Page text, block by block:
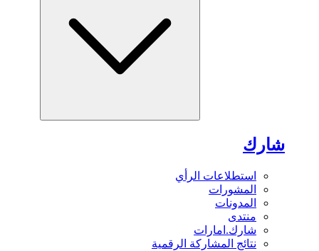
شارك
استطلاعات الرأي
المشورات
المدونات
منتدى
شارك.امارات
نتائج المشاركة الرقمية